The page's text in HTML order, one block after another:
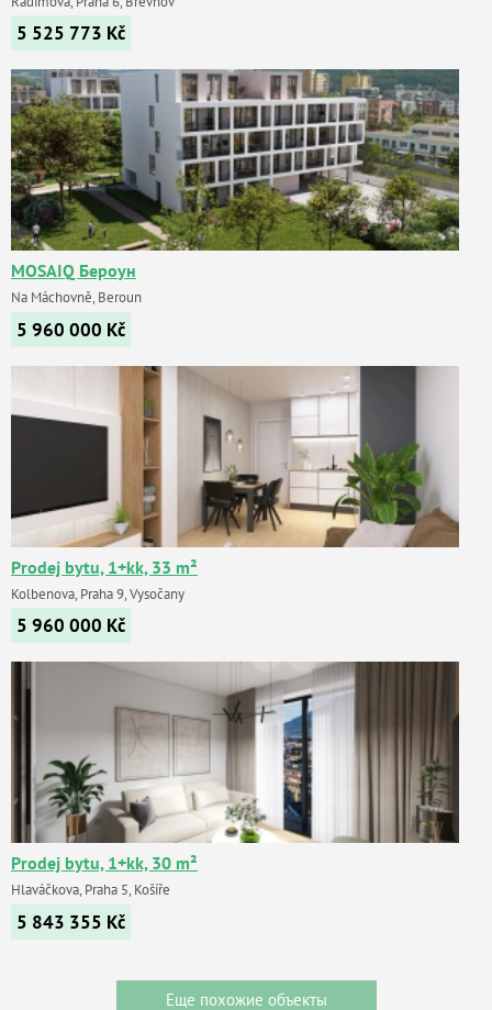
5 525 773 Kč
MOSAIQ Бероун
Na Máchovně, Beroun
5 960 000 Kč
Prodej bytu, 1+kk, 33 m²
Kolbenova, Praha 9, Vysočany
5 960 000 Kč
Prodej bytu, 1+kk, 30 m²
Hlaváčkova, Praha 5, Košíře
5 843 355 Kč
Еще похожие объекты